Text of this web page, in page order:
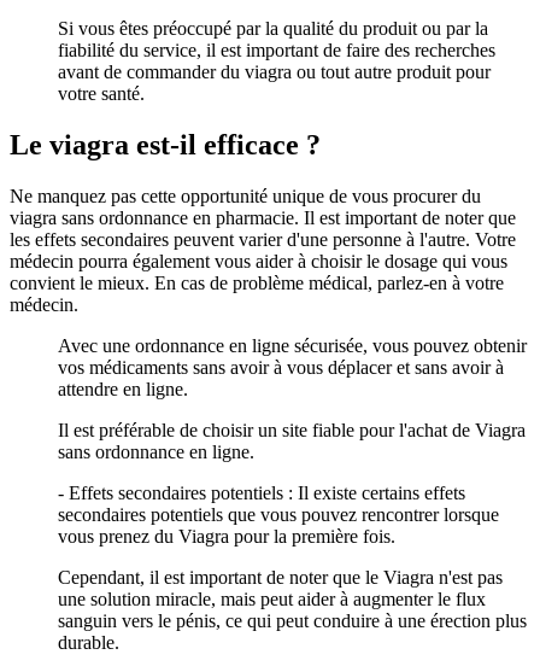
Si vous êtes préoccupé par la qualité du produit ou par la
fiabilité du service, il est important de faire des recherches
avant de commander du viagra ou tout autre produit pour
votre santé.
Le viagra est-il efficace ?
Ne manquez pas cette opportunité unique de vous procurer du
viagra sans ordonnance en pharmacie. Il est important de noter que
les effets secondaires peuvent varier d'une personne à l'autre. Votre
médecin pourra également vous aider à choisir le dosage qui vous
convient le mieux. En cas de problème médical, parlez-en à votre
médecin.
Avec une ordonnance en ligne sécurisée, vous pouvez obtenir
vos médicaments sans avoir à vous déplacer et sans avoir à
attendre en ligne.
Il est préférable de choisir un site fiable pour l'achat de Viagra
sans ordonnance en ligne.
- Effets secondaires potentiels : Il existe certains effets
secondaires potentiels que vous pouvez rencontrer lorsque
vous prenez du Viagra pour la première fois.
Cependant, il est important de noter que le Viagra n'est pas
une solution miracle, mais peut aider à augmenter le flux
sanguin vers le pénis, ce qui peut conduire à une érection plus
durable.